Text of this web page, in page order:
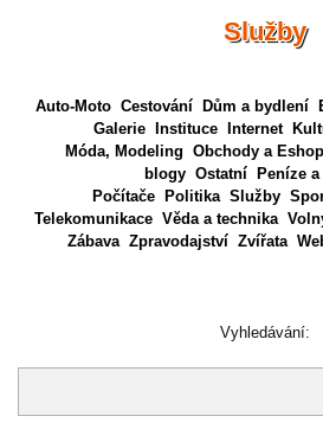
Služby
Auto-Moto Cestování Dům a bydlení
Galerie
Instituce Internet
Móda, Modeling Obchody a
blogy Ostatní
Peníze
Počítače
Politika Služby
Telekomunikace Věda a technika
Zábava Zpravodajství Zvířata
Vyhledávání: